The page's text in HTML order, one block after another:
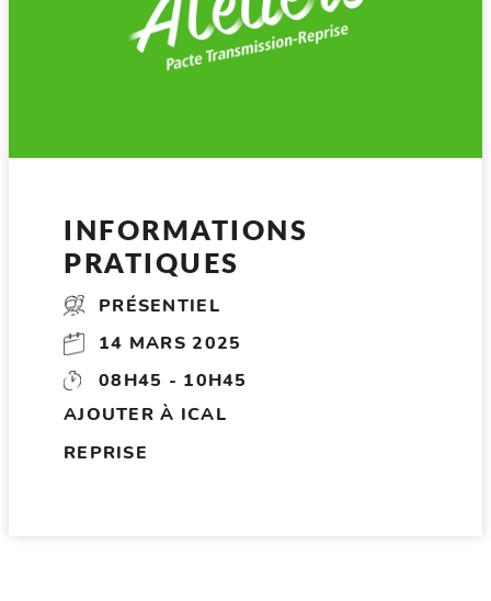
INFORMATIONS
PRATIQUES
PRÉSENTIEL
14 MARS 2025
08H45 - 10H45
AJOUTER À ICAL
REPRISE